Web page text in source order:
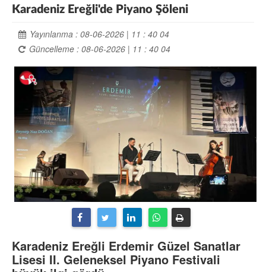
Karadeniz Ereğli'de Piyano Şöleni
Yayınlanma : 08-06-2026 | 11 : 40 04
Güncelleme : 08-06-2026 | 11 : 40 04
Karadeniz Ereğli Erdemir Güzel Sanatlar
Lisesi II. Geleneksel Piyano Festivali